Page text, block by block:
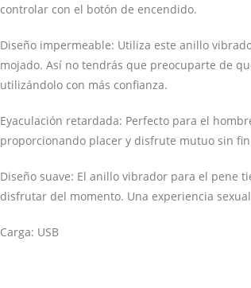
controlar con el botón de encendido.
Diseño impermeable: Utiliza este anillo
mojado. Así no tendrás que preocuparte de
utilizándolo con más confianza.
Eyaculación retardada: Perfecto para el
proporcionando placer y disfrute mutuo sin
Diseño suave: El anillo vibrador para el pene
disfrutar del momento. Una experiencia
Carga: USB